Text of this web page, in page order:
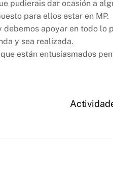
pudierais dar ocasión a
para ellos estar en MP.
apoyar en todo lo
y sea realizada.
están entusiasmados